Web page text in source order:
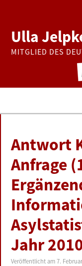
Ulla
MITGLIED DES
BUNDESTAG
PRESSE
ZUR PERSON
LINKS
Antwort
Anfrage
Jahr
Veröffentlicht am7.